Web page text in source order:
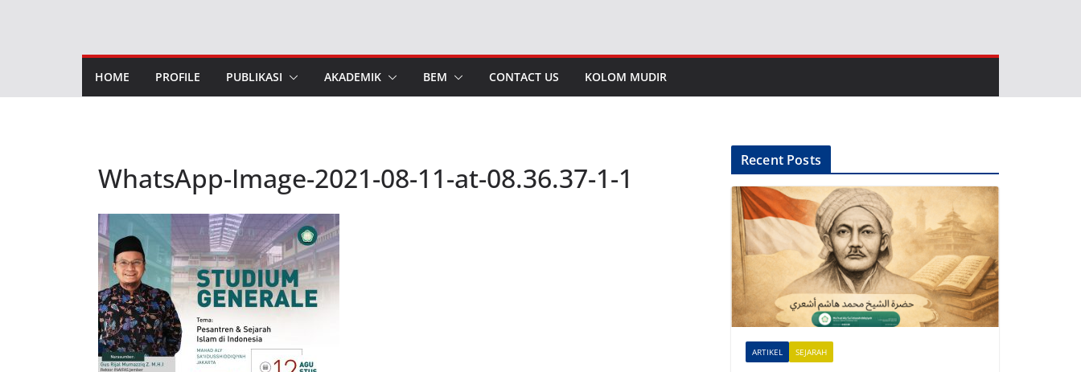
HOME PROFILE PUBLIKASI AKADEMIK BEM CONTACT US KOLOM MUDIR
WhatsApp-Image-2021-08-11-at-08.36.37-1-1
Recent Posts
ARTIKEL SEJARAH